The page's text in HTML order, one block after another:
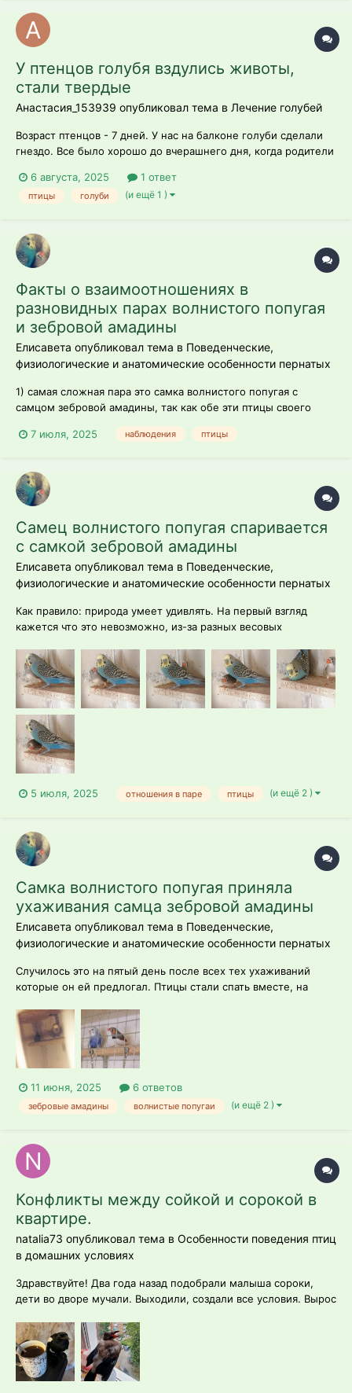
У птенцов голубя вздулись животы,
стали твердые
Анастасия_153939 опубликовал тема в Лечение голубей
Возраст птенцов - 7 дней. У нас на балконе голуби сделали
гнездо. Все было хорошо до вчерашнего дня, когда родители
Мы сделали им грелку на ночь, чтобы те не умерли. С утра
родители вернулись, но часто улетают и их долго нет.
6 августа, 2025 1 ответ
птицы голуби (и ещё 1 )
Факты о взаимоотношениях в
разновидных парах волнистого попугая
и зебровой амадины
Елисавета опубликовал тема в Поведенческие,
физиологические и анатомические особенности пернатых
1) самая сложная пара это самка волнистого попугая с
самцом зебровой амадины, так как обе эти птицы своего
допускается индивидуальность поведения. 2) по моим
Волнистые попугаи должны быть старше зебро...
7 июля, 2025 наблюдения птицы
Самец волнистого попугая спаривается
с самкой зебровой амадины
Елисавета опубликовал тема в Поведенческие,
физиологические и анатомические особенности пернатых
Как правило: природа умеет удивлять. На первый взгляд
кажется что это невозможно, из-за разных весовых
всегда найдет» наблюдала я за этой парочкой чуть больше
двух недель. И за это время птицы создали свой собственный
"ритуал" . Когда самец подхо...
5 июля, 2025 отношения в паре птицы (и ещё 2 )
Самка волнистого попугая приняла
ухаживания самца зебровой амадины
Елисавета опубликовал тема в Поведенческие,
физиологические и анатомические особенности пернатых
Случилось это на пятый день после всех тех ухаживаний
которые он ей предлогал. Птицы стали спать вместе, на
самцом, так же появились каждодневные совместные
прогулки, при виде меня обе птицы прыгали на решётку,
словно просились полетать. Дру...
11 июня, 2025 6 ответов
зебровые амадины волнистые попугаи (и ещё 2 )
Конфликты между сойкой и сорокой в
квартире.
natalia73 опубликовал тема в Особенности поведения птиц
в домашних условиях
Здравствуйте! Два года назад подобрали малыша сороки,
дети во дворе мучали. Выходили, создали все условия. Вырос
пошёл гулять с собакой и отбил у кошек подлётка сойки.
Папы и мамы рядом не было. Целый. Чуть подтянуто левое
крыло. Откормила и э...